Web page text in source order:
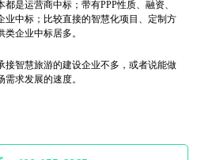
是运营商中标；带有PPP性质、融资、
业中标；比较直接的智慧化项目、定制方
企业中标居多。
接智慧旅游的建设企业不多，或者说能做
求发展的速度。